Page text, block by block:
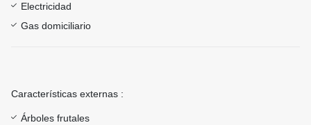
Electricidad
Gas domiciliario
Características externas :
Árboles frutales